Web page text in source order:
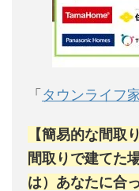
「タウンライフ
【簡易的な間取
間取りで建てた
は）あなたに合